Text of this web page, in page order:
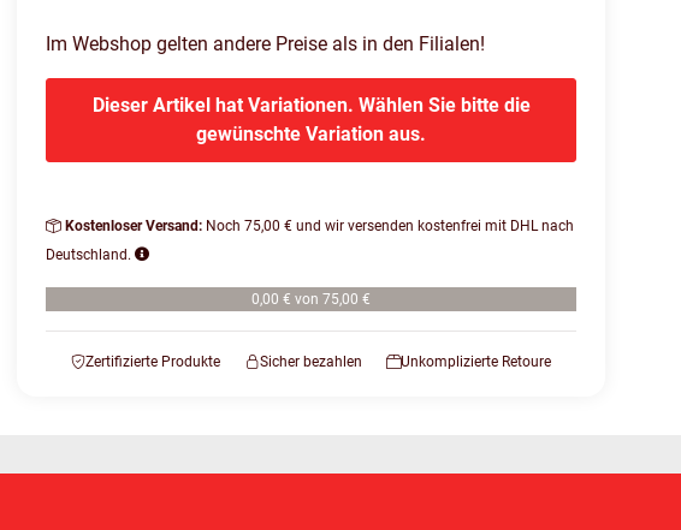
Im Webshop gelten andere Preise als in den Filialen!
Dieser Artikel hat Variationen. Wählen Sie bitte die
gewünschte Variation aus.
Kostenloser Versand: Noch 75,00 € und wir versenden kostenfrei mit DHL nach
Deutschland.
0,00 € von 75,00 €
Zertifizierte Produkte Sicher bezahlen Unkomplizierte Retoure